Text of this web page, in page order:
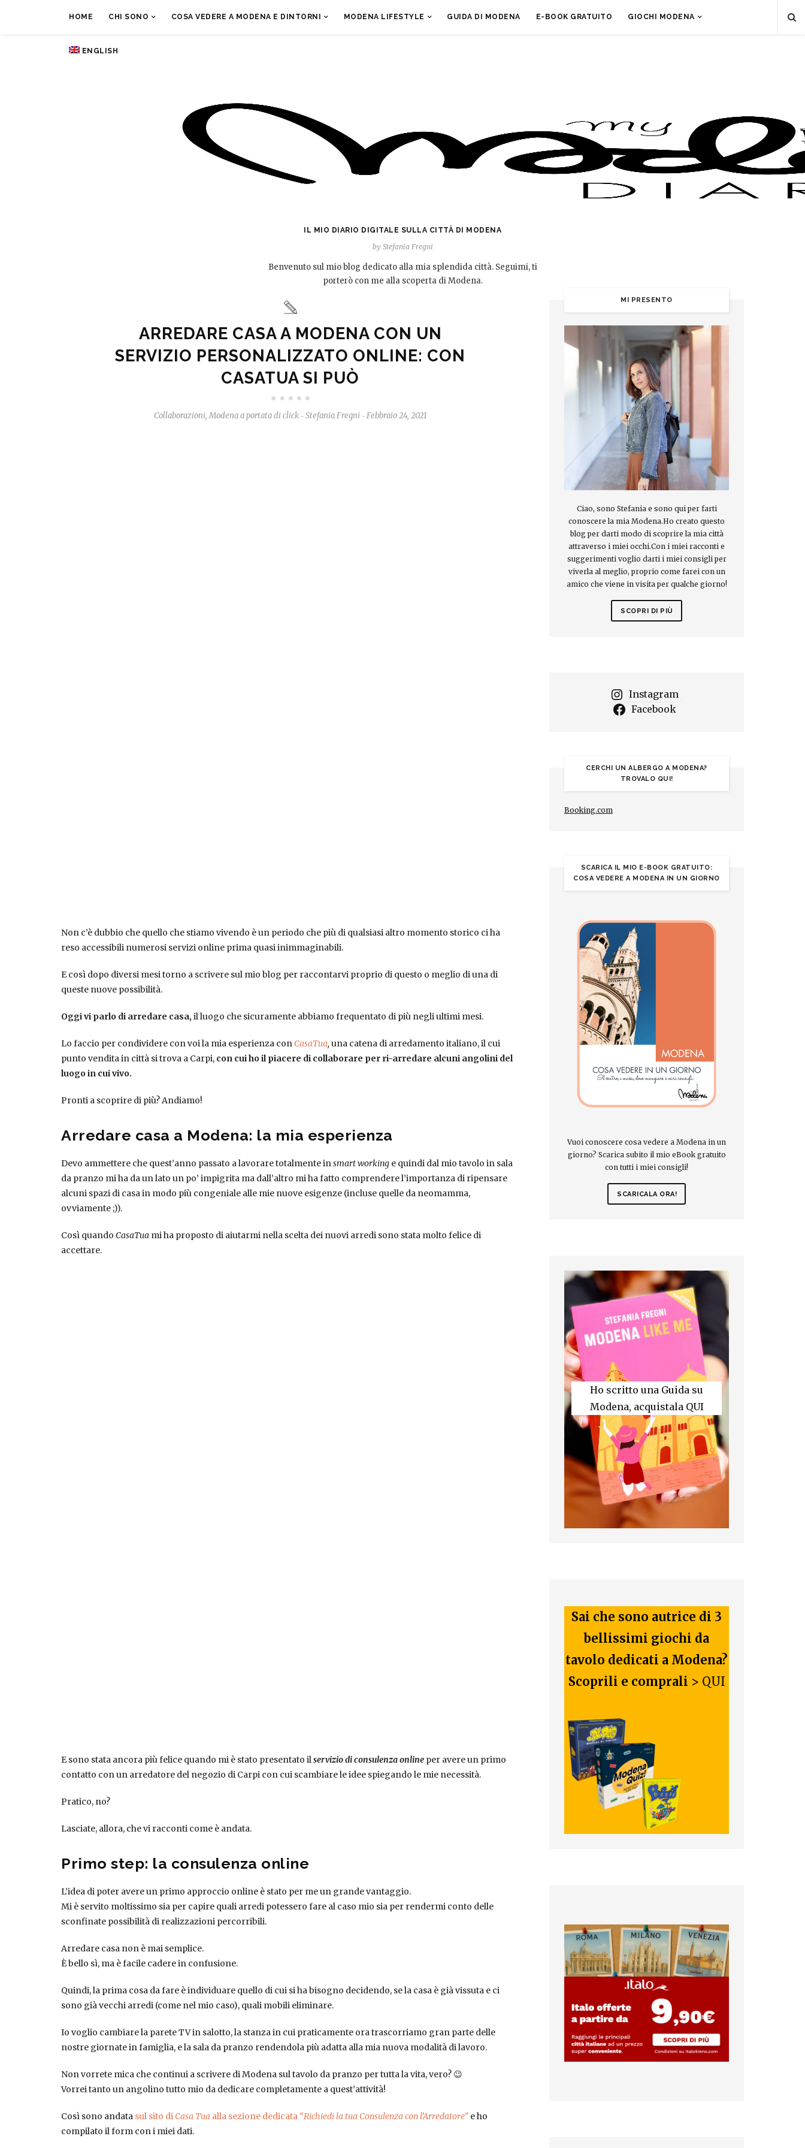
HOME CHI SONO COSA VEDERE A MODENA E DINTORNI MODENA LIFESTYLE GUIDA DI MODENA E-BOOK GRATUITO GIOCHI MODENA
ENGLISH
IL MIO DIARIO DIGITALE SULLA CITTÀ DI MODENA
by Stefania Fregni
Benvenuto sul mio blog dedicato alla mia splendida città. Seguimi, ti
porterò con me alla scoperta di Modena.
ARREDARE CASA A MODENA CON UN
SERVIZIO PERSONALIZZATO ONLINE: CON
CASATUA SI PUÒ
Collaborazioni,Modena a portata di click - Stefania Fregni - Febbraio 24, 2021
Non c’è dubbio che quello che stiamo vivendo è un periodo che più di qualsiasi altro momento storico ci ha
reso accessibili numerosi servizi online prima quasi inimmaginabili.
E così dopo diversi mesi torno a scrivere sul mio blog per raccontarvi proprio di questo o meglio di una di
queste nuove possibilità.
Oggi vi parlo di arredare casa,il luogo che sicuramente abbiamo frequentato di più negli ultimi mesi.
Lo faccio per condividere con voi la mia esperienza con CasaTua, una catena di arredamento italiano, il cui
punto vendita in città si trova a Carpi, con cui ho il piacere di collaborare per ri-arredare alcuni angolini del
luogo in cui vivo.
Pronti a scoprire di più? Andiamo!
Arredare casa a Modena: la mia esperienza
Devo ammettere che quest’anno passato a lavorare totalmente insmart working e quindi dal mio tavolo in sala
da pranzo mi ha da un lato un po’ impigrita ma dall’altro mi ha fatto comprendere l’importanza di ripensare
alcuni spazi di casa in modo più congeniale alle mie nuove esigenze (incluse quelle da neomamma,
ovviamente ;)).
Così quando CasaTua mi ha proposto di aiutarmi nella scelta dei nuovi arredi sono stata molto felice di
accettare.
E sono stata ancora più felice quando mi è stato presentato ilservizio di consulenza online per avere un primo
contatto con un arredatore del negozio di Carpi con cui scambiare le idee spiegando le mie necessità.
Pratico, no?
Lasciate, allora, che vi racconti come è andata.
Primo step: la consulenza online
L’idea di poter avere un primo approccio online è stato per me un grande vantaggio.
Mi è servito moltissimo sia per capire quali arredi potessero fare al caso mio sia per rendermi conto delle
sconfinate possibilità di realizzazioni percorribili.
Arredare casa non è mai semplice.
È bello sì, ma è facile cadere in confusione.
Quindi, la prima cosa da fare è individuare quello di cui si ha bisogno decidendo, se la casa è già vissuta e ci
sono già vecchi arredi (come nel mio caso), quali mobili eliminare.
Io voglio cambiare la parete TV in salotto, la stanza in cui praticamente ora trascorriamo gran parte delle
nostre giornate in famiglia, e la sala da pranzo rendendola più adatta alla mia nuova modalità di lavoro.
Non vorrete mica che continui a scrivere di Modena sul tavolo da pranzo per tutta la vita, vero? 😉
Vorrei tanto un angolino tutto mio da dedicare completamente a quest’attività!
Così sono andata sul sito di Casa Tua alla sezione dedicata “Richiedi la tua Consulenza con l’Arredatore” e ho
compilato il form con i miei dati.
MI PRESENTO
Ciao, sono Stefania e sono qui per farti
conoscere la mia Modena.Ho creato questo
blog per darti modo di scoprire la mia città
attraverso i miei occhi.Con i miei racconti e
suggerimenti voglio darti i miei consigli per
viverla al meglio, proprio come farei con un
amico che viene in visita per qualche giorno!
SCOPRI DI PIÙ
Instagram
Facebook
CERCHI UN ALBERGO A MODENA?
TROVALO QUI!
Booking.com
SCARICA IL MIO E-BOOK GRATUITO:
COSA VEDERE A MODENA IN UN GIORNO
Vuoi conoscere cosa vedere a Modena in un
giorno? Scarica subito il mio eBook gratuito
con tutti i miei consigli!
SCARICALA ORA!
Ho scritto una Guida su
Modena, acquistala QUI
Sai che sono autrice di 3
bellissimi giochi da
tavolo dedicati a Modena?
Scoprili e comprali > QUI